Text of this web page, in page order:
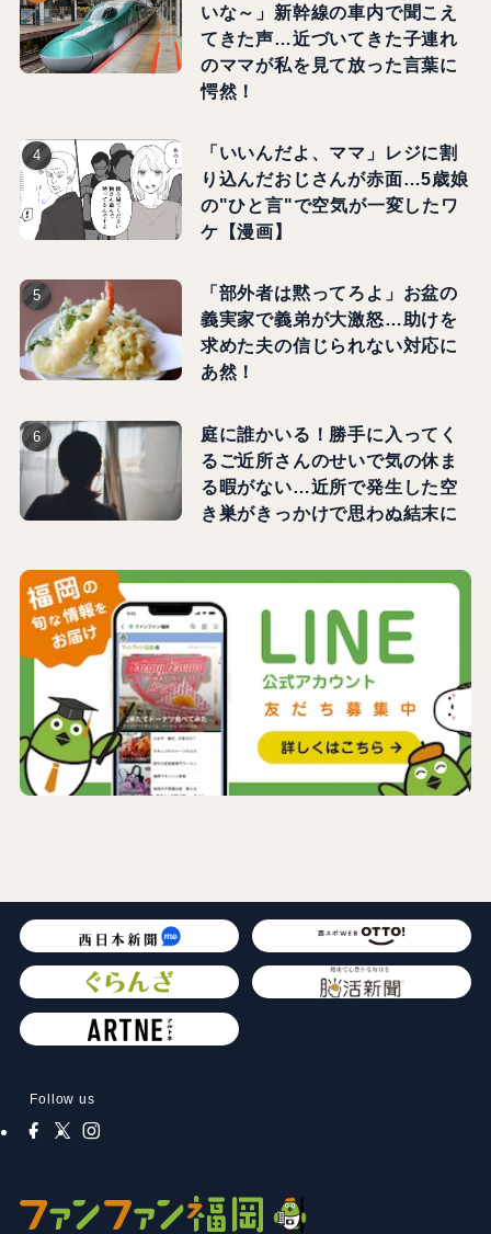
いな～」新幹線の車内で聞こえ
てきた声…近づいてきた子連れ
のママが私を見て放った言葉に
愕然！
「いいんだよ、ママ」レジに割
り込んだおじさんが赤面…5歳娘
の"ひと言"で空気が一変したワ
ケ【漫画】
「部外者は黙ってろよ」お盆の
義実家で義弟が大激怒…助けを
求めた夫の信じられない対応に
あ然！
庭に誰かいる！勝手に入ってく
るご近所さんのせいで気の休ま
る暇がない…近所で発生した空
き巣がきっかけで思わぬ結末に
Follow us